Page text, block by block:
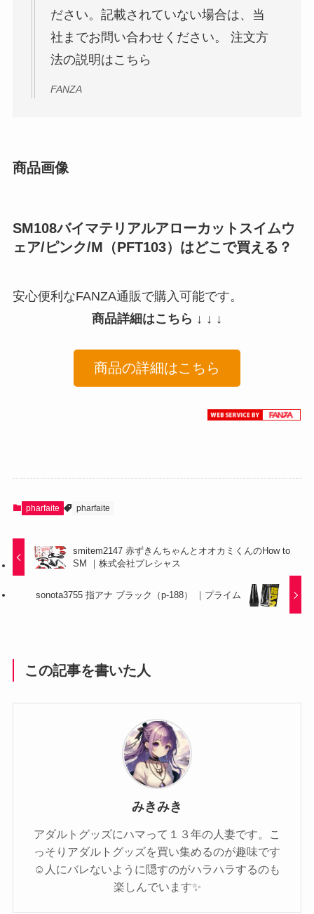
ださい。記載されていない場合は、当
社までお問い合わせください。 注文方
法の説明はこちら
FANZA
商品画像
SM108バイマテリアルアローカットスイムウ
ェア/ピンク/M（PFT103）はどこで買える？
安心便利なFANZA通販で購入可能です。
商品詳細はこちら ↓ ↓ ↓
商品の詳細はこちら
pharfaite pharfaite
smitem2147 赤ずきんちゃんとオオカミくんのHow to
SM ｜株式会社プレシャス
sonota3755 指アナ ブラック（p-188） ｜プライム
この記事を書いた人
みきみき
アダルトグッズにハマって１３年の人妻です。こ
っそりアダルトグッズを買い集めるのが趣味です
☺️人にバレないように隠すのがハラハラするのも
楽しんでいます✨️